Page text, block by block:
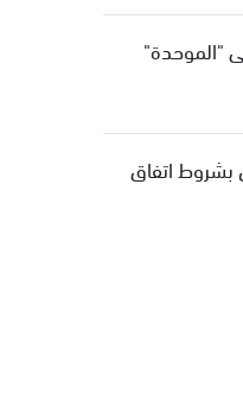
"الموحدة"
بشروط اتفاق